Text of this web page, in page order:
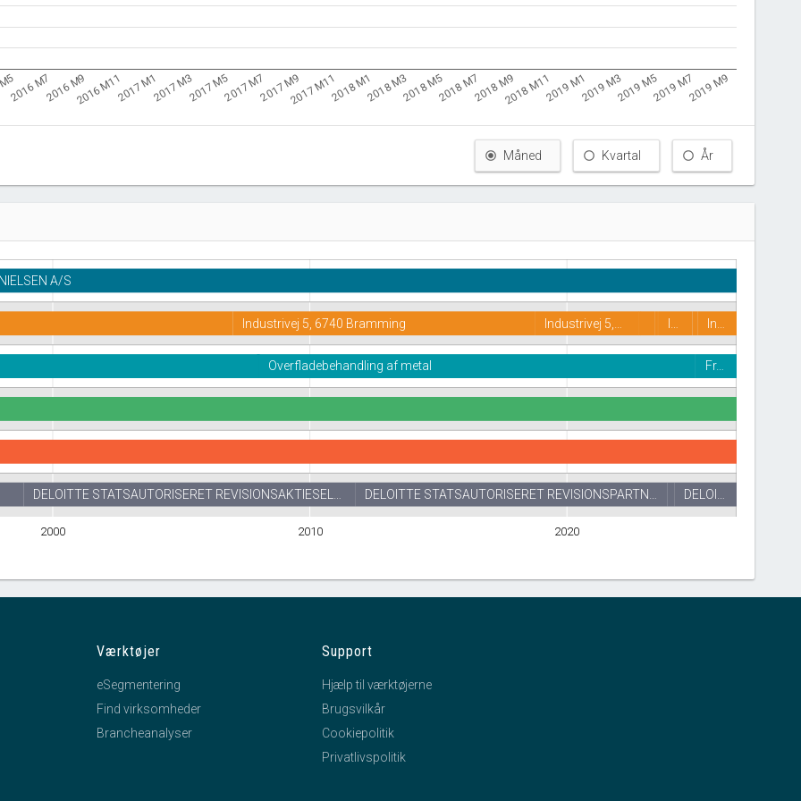
2016 M72016 M92016 M112017 M12017 M32017 M52017 M72017 M92017 M112018 M12018 M32018 M52018 M72018 M92018 M112019 M12019 M32019 M52019 M72019 M9
Måned Kvartal År
2000 2010 2020
A/S
Industrivej 5, 6740 Bramming Industrivej 5,… In…
Overfladebehandling af metal Fr…
DELOITTE STATSAUTORISERET REVISIONSAKTIESEL… DELOITTE STATSAUTORISERET REVISIONSPARTN… DELOI…
Værktøjer
eSegmentering
Find virksomheder
Brancheanalyser
Support
Hjælp til værktøjerne
Brugsvilkår
Cookiepolitik
Privatlivspolitik